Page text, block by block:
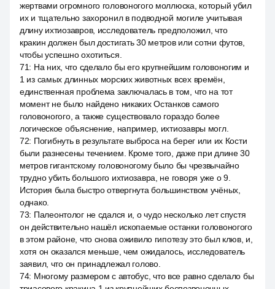
жертвами огромного головоногого моллюска, который убил
их и тщательно захоронил в подводной могиле учитывая
длину ихтиозавров, исследователь предположил, что
кракин должен был достигать 30 метров или сотни футов,
чтобы успешно охотиться.
71: На них, что сделало бы его крупнейшим головоногим и
1 из самых длинных морских животных всех времён,
единственная проблема заключалась в том, что на тот
момент не было найдено никаких Останков самого
головоногого, а также существовало гораздо более
логическое объяснение, например, ихтиозавры могл.
72: Погибнуть в результате выброса на берег или их Кости
были разнесены течением. Кроме того, даже при длине 30
метров гигантскому головоногому было бы чрезвычайно
трудно убить большого ихтиозавра, не говоря уже о 9.
История была быстро отвергнута большинством учёных,
однако.
73: Палеонтолог не сдался и, о чудо несколько лет спустя
он действительно нашёл ископаемые останки головоногого
в этом районе, что снова оживило гипотезу это был клюв, и,
хотя он оказался меньше, чем ожидалось, исследователь
заявил, что он принадлежал голово.
74: Многому размером с автобус, что все равно сделало бы